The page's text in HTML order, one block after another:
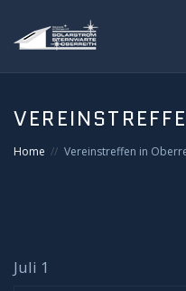
Verein
Home Vereinstreffen in
Juli 1